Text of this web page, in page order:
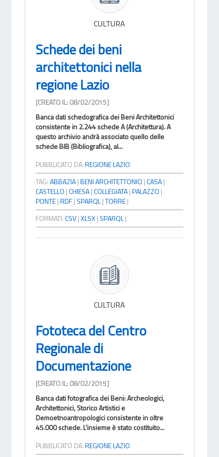
CULTURA
Schede dei beni
architettonici nella
regione Lazio
[CREATO IL: 08/02/2015]
Banca dati schedografica dei Beni Architettonici
consistente in 2.244 schede A (Architettura). A
questo archivio andrà associato quello delle
schede BIB (Bibliografica), al...
PUBBLICATO DA:REGIONE LAZIO
TAG:ABBAZIA|BENI ARCHITETTONICI |CASA|
CASTELLO |CHIESA|COLLEGIATA|PALAZZO |
PONTE|RDF| SPARQL|TORRE|
FORMATI:CSV|XLSX| SPARQL|
CULTURA
Fototeca del Centro
Regionale di
Documentazione
[CREATO IL: 08/02/2015]
Banca dati fotografica dei Beni: Archeologici,
Architettonici, Storico Artistici e
Demoetnoantropologici consistente in oltre
45.000 schede. L’insieme è stato costituito...
PUBBLICATO DA:REGIONE LAZIO